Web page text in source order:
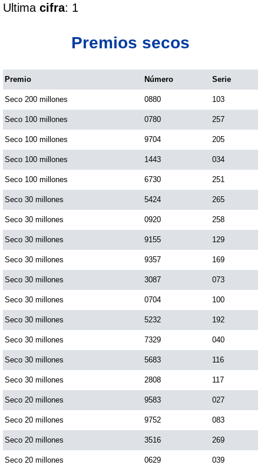
Chontico Noche
Culona día
Dorado Mañana
Dorado Tarde
Dorado Noche
Fantástica Día
Fantástica Noche
Motilon Tarde
Motilon Noche
Paisita Noche
Paisita 3
Ultima cifra: 1
Premios secos
Premio Número Serie
Seco 200 millones 0880 103
Seco 100 millones 0780 257
Seco 100 millones 9704 205
Seco 100 millones 1443 034
Seco 100 millones 6730 251
Seco 30 millones 5424 265
Seco 30 millones 0920 258
Seco 30 millones 9155 129
Seco 30 millones 9357 169
Seco 30 millones 3087 073
Seco 30 millones 0704 100
Seco 30 millones 5232 192
Seco 30 millones 7329 040
Seco 30 millones 5683 116
Seco 30 millones 2808 117
Seco 20 millones 9583 027
Seco 20 millones 9752 083
Seco 20 millones 3516 269
Seco 20 millones 0629 039